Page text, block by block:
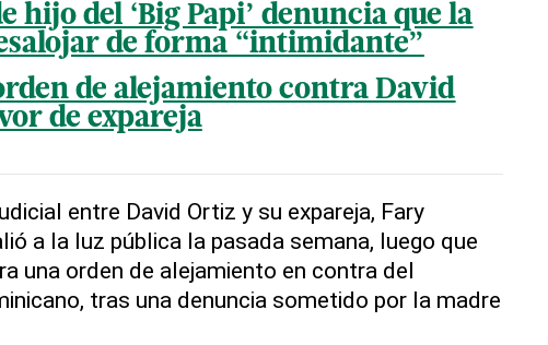
hijo del ‘Big Papi’ denuncia que la
de forma “intimidante”
de alejamiento contra David
de expareja
entre David Ortiz y su expareja, Fary
a la luz pública la pasada semana, luego que
una orden de alejamiento en contra del
tras una denuncia sometido por la madre